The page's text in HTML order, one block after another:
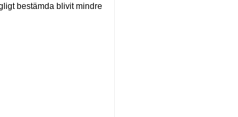
bestämda blivit mindre